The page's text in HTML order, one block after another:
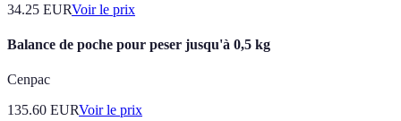
34.25 EURVoir le prix
Balance de poche pour peser jusqu'à 0,5 kg
Cenpac
135.60 EURVoir le prix